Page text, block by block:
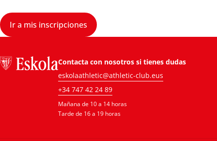
Ir a mis inscripciones
Contacta con nosotros si tienes dudas
eskolaathletic@athletic-club.eus
+34 747 42 24 89
Mañana de 10 a 14 horas
Tarde de 16 a 19 horas